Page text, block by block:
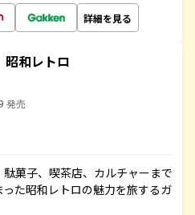
詳細を見る
和レトロ
発売
菓子、喫茶店、カルチャーまで
た昭和レトロの魅力を旅するガ